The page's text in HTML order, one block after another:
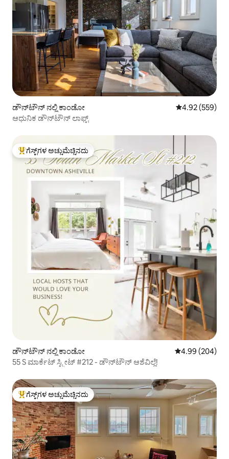
ಡೌನ್‌ಟೌನ್ ನಲ್ಲಿ ಕಾಂಡೋ 5 ರಲ್ಲಿ 4.92
4.92 (559)
ಆಧುನಿಕ ಡೌನ್‌ಟೌನ್ ಲಾಫ್ಟ್
ಗೆಸ್ಟ್‌ಗಳಿಗೆ ಅತಿ ಹೆಚ್ಚು ಅಚ್ಚುಮೆಚ್ಚಿನದು
ಗೆಸ್ಟ್‌ಗಳ ಅಚ್ಚುಮೆಚ್ಚಿನದು
ಡೌನ್‌ಟೌನ್ ನಲ್ಲಿ ಕಾಂಡೋ 5 ರಲ್ಲಿ 4.99
4.99 (204)
55 S ಮಾರ್ಕೆಟ್ ಸ್ಟ್ರೀಟ್ #212 - ಡೌನ್‌ಟೌನ್ ಆಶೆವಿಲ್ಲೆ!
ಗೆಸ್ಟ್‌ಗಳಿಗೆ ಅತಿ ಹೆಚ್ಚು ಅಚ್ಚುಮೆಚ್ಚಿನದು
ಗೆಸ್ಟ್‌ಗಳ ಅಚ್ಚುಮೆಚ್ಚಿನದು